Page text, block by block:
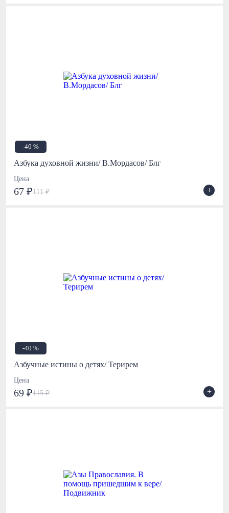
-40 %
Азбука духовной жизни/ В.Мордасов/ Блг
Цена
67 ₽111 ₽ +
-40 %
Азбучные истины о детях/ Терирем
Цена
69 ₽115 ₽ +